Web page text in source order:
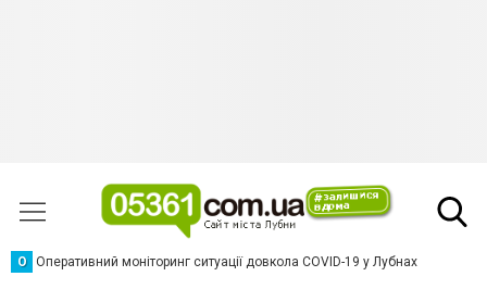
О Оперативний моніторинг ситуації довкола COVID-19 у Лубнах